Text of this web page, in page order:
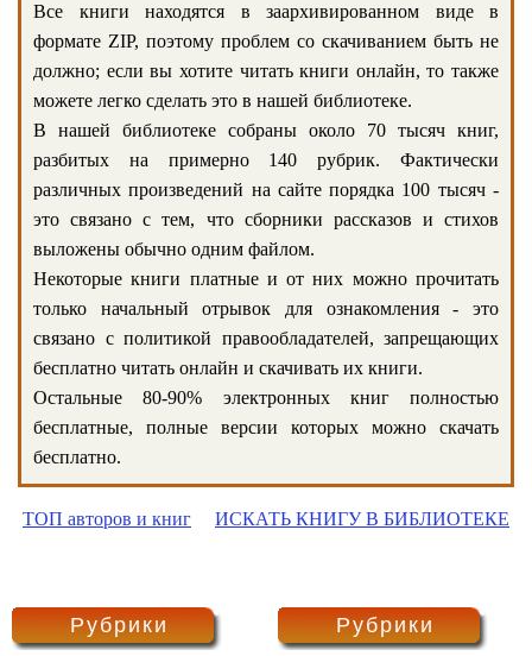
Все книги находятся в заархивированном виде в
формате ZIP, поэтому проблем со скачиванием быть не
должно; если вы хотите читать книги онлайн, то также
можете легко сделать это в нашей библиотеке.
В нашей библиотеке собраны около 70 тысяч книг,
разбитых на примерно 140 рубрик. Фактически
различных произведений на сайте порядка 100 тысяч -
это связано с тем, что сборники рассказов и стихов
выложены обычно одним файлом.
Некоторые книги платные и от них можно прочитать
только начальный отрывок для ознакомления - это
связано с политикой правообладателей, запрещающих
бесплатно читать онлайн и скачивать их книги.
Остальные 80-90% электронных книг полностью
бесплатные, полные версии которых можно скачать
бесплатно.
ТОП авторов и книг ИСКАТЬ КНИГУ В БИБЛИОТЕКЕ
Рубрики Рубрики